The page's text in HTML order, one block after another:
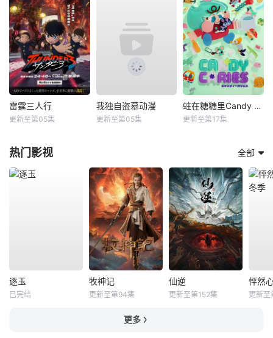
雷霆三人行
更新至第05集
我独自盗墓动漫
更新至第05集
蛀在糖糖里Candy Caries
更新至第17集
热门影视 全部
逐玉
已完结
牧神记
更新至第94集
仙逆
更新至第152集 更新
更多